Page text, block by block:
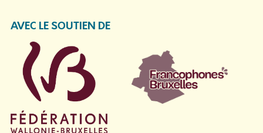
AVEC LE SOUTIEN DE